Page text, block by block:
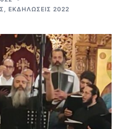
, ΕΚΔΗΛΩΣΕΙΣ 2022